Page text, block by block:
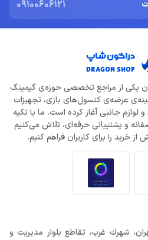
09100606121
از سال 1396 به‌عنوان یکی از مراجع تخصصی حوزه‌ی گیمینگ
عرضه‌ی کنسول‌های بازی، تجهیزات
جانبی آغاز کرده است. ما با تکیه
و پشتیبانی حرفه‌ای، تلاش می‌کنیم
خرید را برای کاربران فراهم کنیم.
شهرك غرب، تقاطع بلوار مدیریت و